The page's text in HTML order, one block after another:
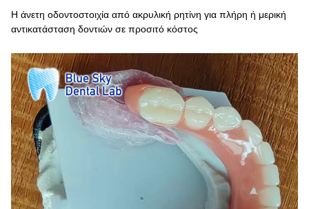
Η άνετη οδοντοστοιχία από ακρυλική ρητίνη για πλήρη ή μερική
αντικατάσταση δοντιών σε προσιτό κόστος